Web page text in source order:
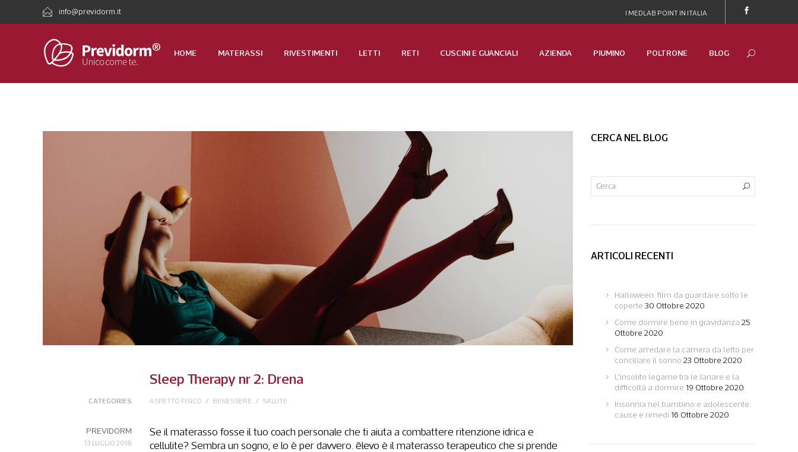
info@previdorm.it I MEDLAB POINT IN ITALIA
HOME MATERASSI RIVESTIMENTI LETTI RETI CUSCINI E GUANCIALI AZIENDA PIUMINO POLTRONE BLOG
Sleep Therapy nr 2: Drena
CATEGORIES ASPETTO FISICO / BENESSERE / SALUTE
PREVIDORM
13 LUGLIO 2018
Se il materasso fosse il tuo coach personale che ti aiuta a combattere ritenzione idrica e
cellulite? Sembra un sogno, e lo è per davvero. ēlevo è il materasso terapeutico che si prende
CERCA NEL BLOG
ARTICOLI RECENTI
Halloween: film da guardare sotto le
coperte 30 Ottobre 2020
Come dormire bene in gravidanza 25
Ottobre 2020
Come arredare la camera da letto per
conciliare il sonno 23 Ottobre 2020
L’insolito legame tra le Janare e la
difficoltà a dormire 19 Ottobre 2020
Insonnia nel bambino e adolescente:
cause e rimedi 16 Ottobre 2020